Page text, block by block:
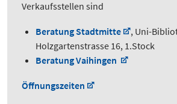
Verkaufsstellen sind
Beratung Stadtmitte
, Uni-
Holzgartenstrasse 16, 1.Stock
Beratung Vaihingen
Öffnungszeiten